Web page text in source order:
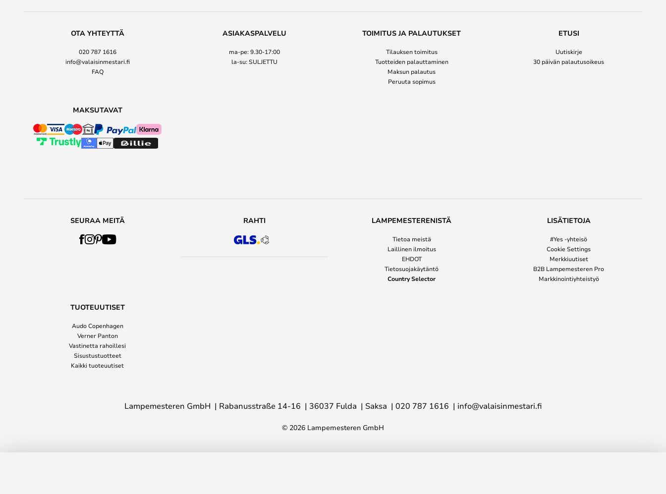
OTA YHTEYTTÄ
020 787 1616
info@valaisinmestari.fi
FAQ
ASIAKASPALVELU
ma-pe: 9.30-17:00
la-su: SULJETTU
TOIMITUS JA PALAUTUKSET
Tilauksen toimitus
Tuotteiden palauttaminen
Maksun palautus
Peruuta sopimus
ETUSI
Uutiskirje
30 päivän palautusoikeus
MAKSUTAVAT
SEURAA MEITÄ RAHTI LAMPEMESTERENISTÄ
Tietoa meistä
Laillinen ilmoitus
EHDOT
Tietosuojakäytäntö
Country Selector
LISÄTIETOJA
#Yes -yhteisö
Cookie Settings
Merkkiuutiset
B2B Lampemesteren Pro
Markkinointiyhteistyö
TUOTEUUTISET
Audo Copenhagen
Verner Panton
Vastinetta rahoillesi
Sisustustuotteet
Kaikki tuoteuutiset
Lampemesteren GmbH Rabanusstraße 14-16 36037 Fulda Saksa 020 787 1616 info@valaisinmestari.fi
© 2026 Lampemesteren GmbH